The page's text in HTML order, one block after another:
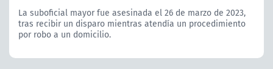
La suboficial mayor fue asesinada el 26 de marzo de 2023,
tras recibir un disparo mientras atendía un procedimiento
por robo a un domicilio.